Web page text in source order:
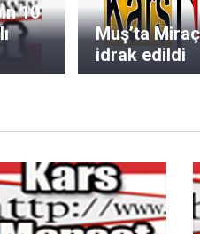
10
Muş’ta
idrak edildi